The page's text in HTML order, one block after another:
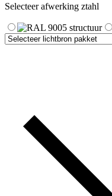
Selecteer afwerking ztahl